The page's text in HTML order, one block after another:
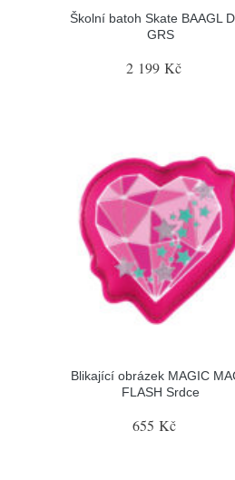
Školní batoh Skate BAAGL
GRS
2 199 Kč
Blikající obrázek MAGIC
FLASH Srdce
655 Kč